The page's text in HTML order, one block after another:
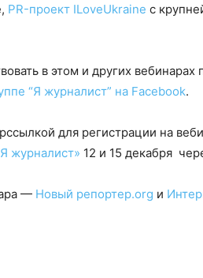
PR-проект ILoveUkraine с
в этом и других
“Я журналист” на Facebook.
для регистрации на
журналист» 12 и 15 декабря
— Новый репортер.org и